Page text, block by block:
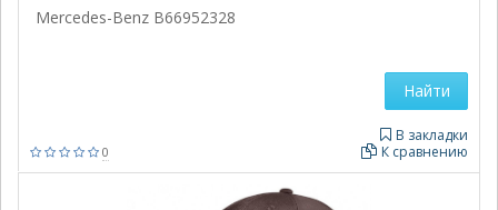
Mercedes-Benz B66952328
0
В закладки
К сравнению
Найти